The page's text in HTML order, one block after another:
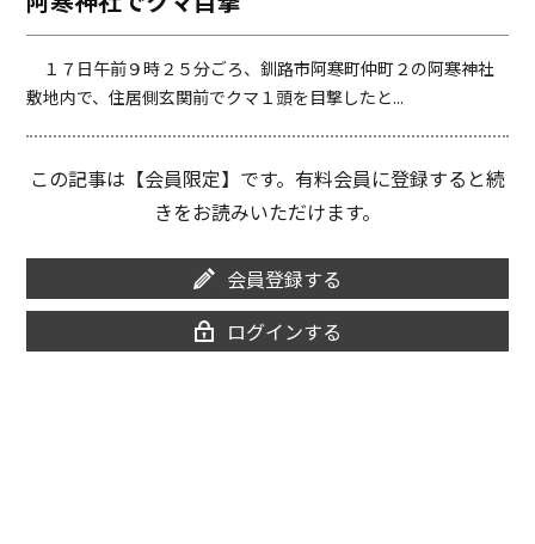
o
k
n
k
１７日午前９時２５分ごろ、釧路市阿寒町仲町２の阿寒神社
敷地内で、住居側玄関前でクマ１頭を目撃したと...
この記事は【会員限定】です。有料会員に登録すると続
きをお読みいただけます。
会員登録する
ログインする